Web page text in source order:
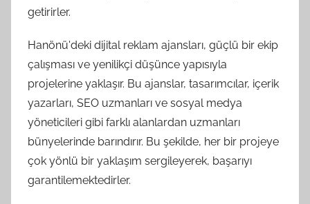
getirirler.
Hanönü'deki dijital reklam ajansları, güçlü bir ekip
çalışması ve yenilikçi düşünce yapısıyla
projelerine yaklaşır. Bu ajanslar, tasarımcılar, içerik
yazarları, SEO uzmanları ve sosyal medya
yöneticileri gibi farklı alanlardan uzmanları
bünyelerinde barındırır. Bu şekilde, her bir projeye
çok yönlü bir yaklaşım sergileyerek, başarıyı
garantilemektedirler.